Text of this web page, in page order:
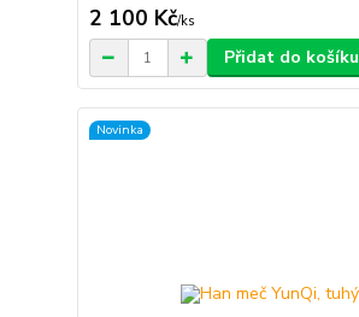
2 100 Kč/ks
Přidat do košíku
Novinka